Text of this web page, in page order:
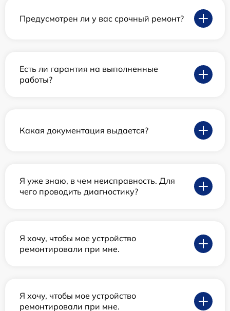
Предусмотрен ли у вас срочный ремонт?
Есть ли гарантия на выполненные
работы?
Какая документация выдается?
Я уже знаю, в чем неисправность. Для
чего проводить диагностику?
Я хочу, чтобы мое устройство
ремонтировали при мне.
Я хочу, чтобы мое устройство
ремонтировали при мне.